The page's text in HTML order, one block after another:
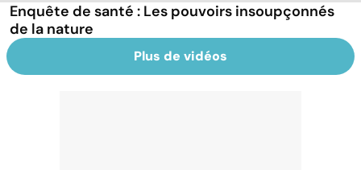
Enquête de santé : Les pouvoirs insoupçonnés
de la nature
Plus de vidéos